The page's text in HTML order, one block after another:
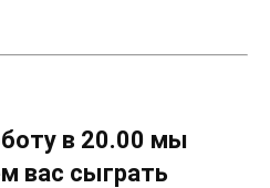
в 20.00 мы
вас сыграть